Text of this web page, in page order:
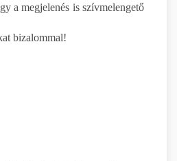
a megjelenés is szívmelengető
bizalommal!